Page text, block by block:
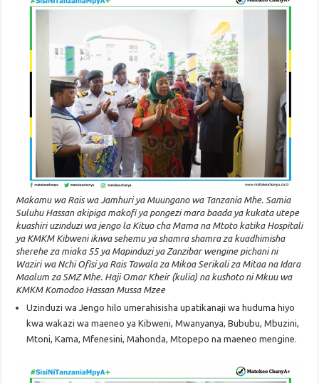
Makamu wa Rais wa Jamhuri ya Muungano wa Tanzania Mhe. Samia
Suluhu Hassan akipiga makofi ya pongezi mara baada ya kukata utepe
kuashiri uzinduzi wa jengo la Kituo cha Mama na Mtoto katika Hospitali
ya KMKM Kibweni ikiwa sehemu ya shamra shamra za kuadhimisha
sherehe za miaka 55 ya Mapinduzi ya Zanzibar wengine pichani ni
Waziri wa Nchi Ofisi ya Rais Tawala za Mikoa Serikali za Mitaa na Idara
Maalum za SMZ Mhe. Haji Omar Kheir (kulia) na kushoto ni Mkuu wa
KMKM Komodoo Hassan Mussa Mzee
Uzinduzi wa Jengo hilo umerahisisha upatikanaji wa huduma hiyo
kwa wakazi wa maeneo ya Kibweni, Mwanyanya, Bububu, Mbuzini,
Mtoni, Kama, Mfenesini, Mahonda, Mtopepo na maeneo mengine.